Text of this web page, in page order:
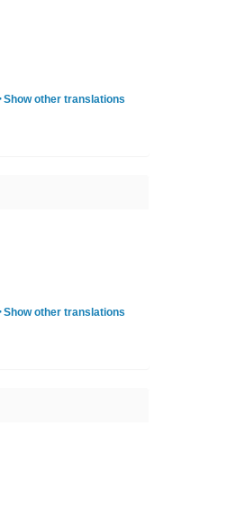
Show other translations
Show other translations